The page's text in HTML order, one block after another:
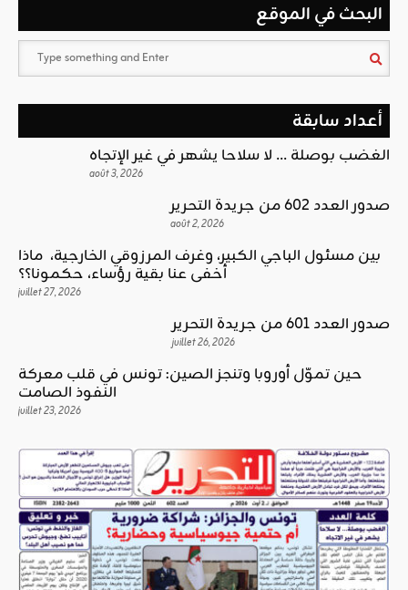
البحث في الموقع
أعداد سابقة
الغضب بوصلة … لا سلاحا يشهر في غير الإتجاه
août 3, 2026
صدور العدد 602 من جريدة التحرير
août 2, 2026
بين مسئول الباجي الكبير، وغرف المرزوقي الخارجية، ماذا
أخفى عنا بقية رؤساء، حكمونا؟؟
juillet 27, 2026
صدور العدد 601 من جريدة التحرير
juillet 26, 2026
حين تموّل أوروبا وتنجز الصين: تونس في قلب معركة
النفوذ الصامت
juillet 23, 2026